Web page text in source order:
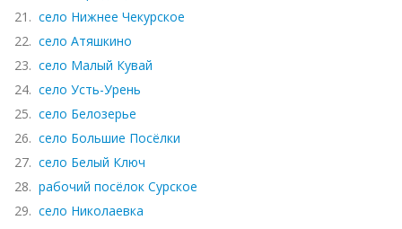
21. село Нижнее Чекурское
22. село Атяшкино
23. село Малый Кувай
24. село Усть-Урень
25. село Белозерье
26. село Большие Посёлки
27. село Белый Ключ
28. рабочий посёлок Сурское
29. село Николаевка